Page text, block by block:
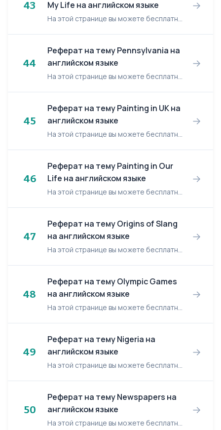
43
My Life на английском языке
На этой странице вы можете бесплатно читать реферат на английском языке: Radio and TV in my life. Radio and TV in my life I think it is impossible to imagine our life without radio and TV...
→
44
Реферат на тему Pennsylvania на
английском языке
На этой странице вы можете бесплатно читать реферат на английском языке: Pennsylvania. Pennsylvania Outline: I. Political history of Pennsylvania A. Conflict between propri...
→
45
Реферат на тему Painting in UK на
английском языке
На этой странице вы можете бесплатно читать реферат на английском языке: Painting in UK. Painting in UK Painting in England in the 17—19th centuries is represented by a number of great art...
→
46
Реферат на тему Painting in Our
Life на английском языке
На этой странице вы можете бесплатно читать реферат на английском языке: Painting in our Life. Painting in our Life Painting is one of the oldest and most important arts. Since prehistoric...
→
47
Реферат на тему Origins of Slang
на английском языке
На этой странице вы можете бесплатно читать реферат на английском языке: Origins of Slang. Origins of Slang Slang tends to originate in subcultures within a society. Occupational groups (f...
→
48
Реферат на тему Olympic Games
на английском языке
На этой странице вы можете бесплатно читать реферат на английском языке: Olympic Games. Olympic Games The Olympic Games have a very long history. They began in 777 BC in Greece and took pl...
→
49
Реферат на тему Nigeria на
английском языке
На этой странице вы можете бесплатно читать реферат на английском языке: Nigeria. Nigeria The official name of Nigeria is Federal Republic of Nigeria. The capital city is Abuja. The nigeri...
→
50
Реферат на тему Newspapers на
английском языке
На этой странице вы можете бесплатно читать реферат на английском языке: Newspapers. Newspapers My family and me are fond of reading newspapers. At our flat you can always find very much ...
→